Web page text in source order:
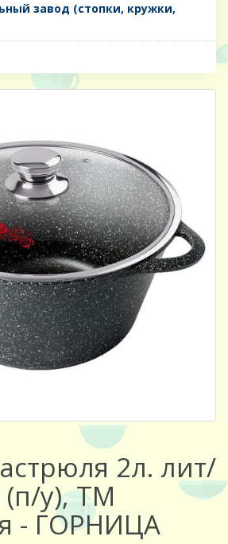
завод (стопки, кружки,
2л. лит/
(п/у), ТМ
- ГОРНИЦА